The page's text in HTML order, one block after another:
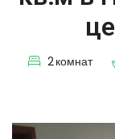
2комнат